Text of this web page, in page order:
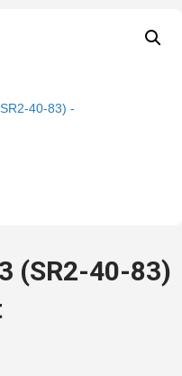
(SR2-40-83)